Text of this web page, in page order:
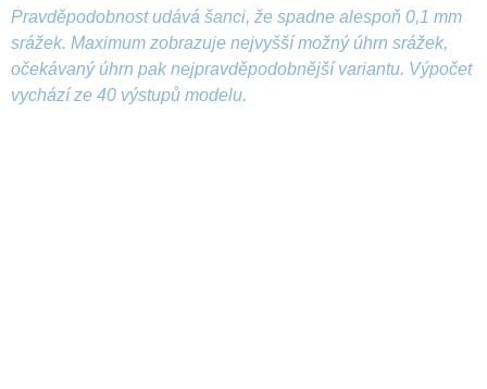
Pravděpodobnost udává šanci, že spadne alespoň 0,1 mm
srážek. Maximum zobrazuje nejvyšší možný úhrn srážek,
očekávaný úhrn pak nejpravděpodobnější variantu. Výpočet
vychází ze 40 výstupů modelu.